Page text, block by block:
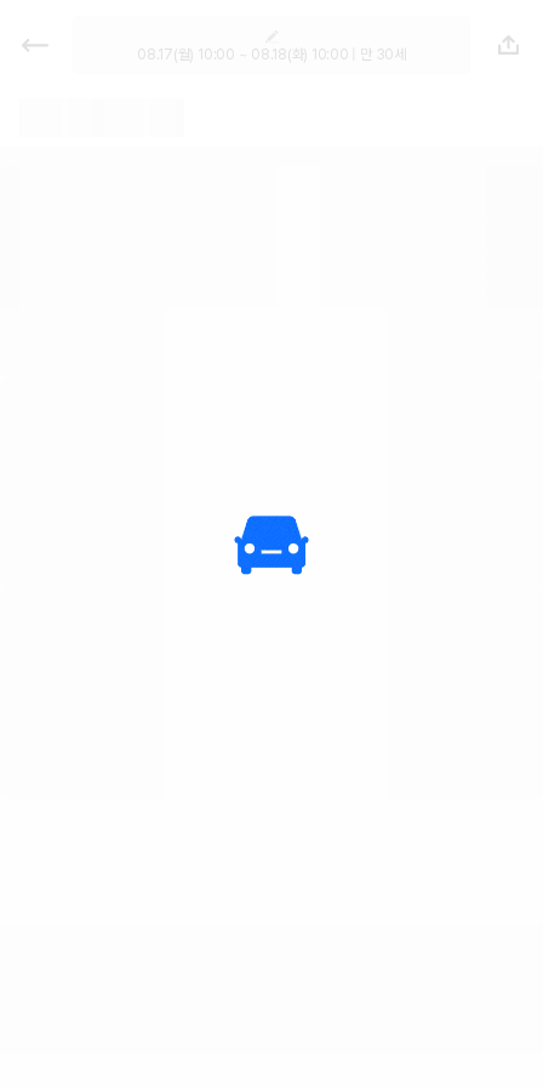
렌트카 - 경기 렌터카 가격비교, 최저
가 보장 1위 카모아
08.17(월) 10:00 ~ 08.18(화) 10:00 | 만 30세